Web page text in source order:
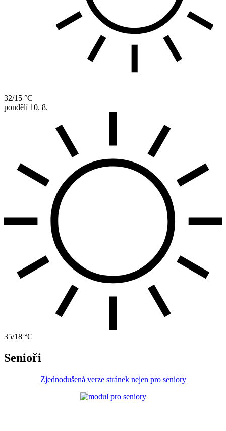
32/15 °C
pondělí 10. 8.
35/18 °C
Senioři
Zjednodušená verze stránek nejen pro seniory